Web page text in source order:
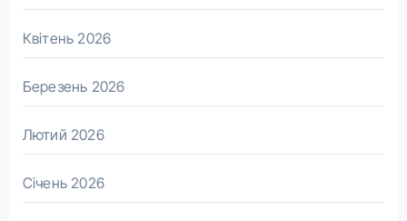
Квітень 2026
Березень 2026
Лютий 2026
Січень 2026